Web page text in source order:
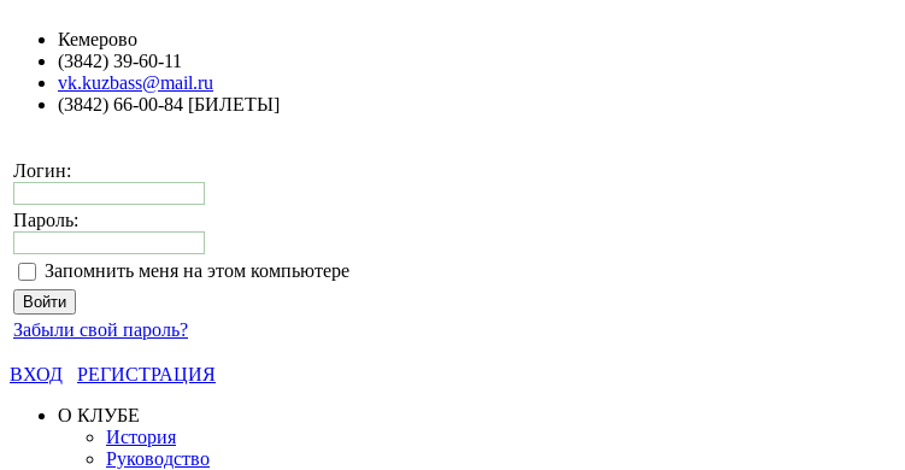
Кемерово
(3842) 39-60-11
vk.kuzbass@mail.ru
(3842) 66-00-84 [БИЛЕТЫ]
Логин:
Пароль:
Запомнить меня на этом компьютере
Забыли свой пароль?
ВХОД
РЕГИСТРАЦИЯ
О КЛУБЕ
История
Руководство